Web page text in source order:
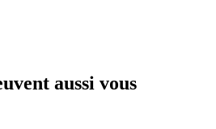
aussi vous